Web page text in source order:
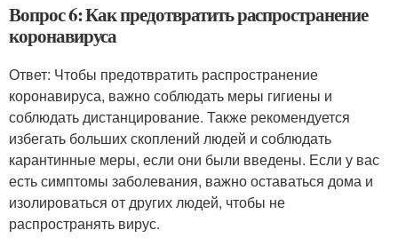
Вопрос 6: Как предотвратить распространение
коронавируса
Ответ: Чтобы предотвратить распространение
коронавируса, важно соблюдать меры гигиены и
соблюдать дистанцирование. Также рекомендуется
избегать больших скоплений людей и соблюдать
карантинные меры, если они были введены. Если у вас
есть симптомы заболевания, важно оставаться дома и
изолироваться от других людей, чтобы не
распространять вирус.